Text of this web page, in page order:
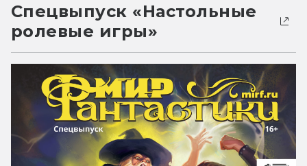
Спецвыпуск «Настольные
ролевые игры»